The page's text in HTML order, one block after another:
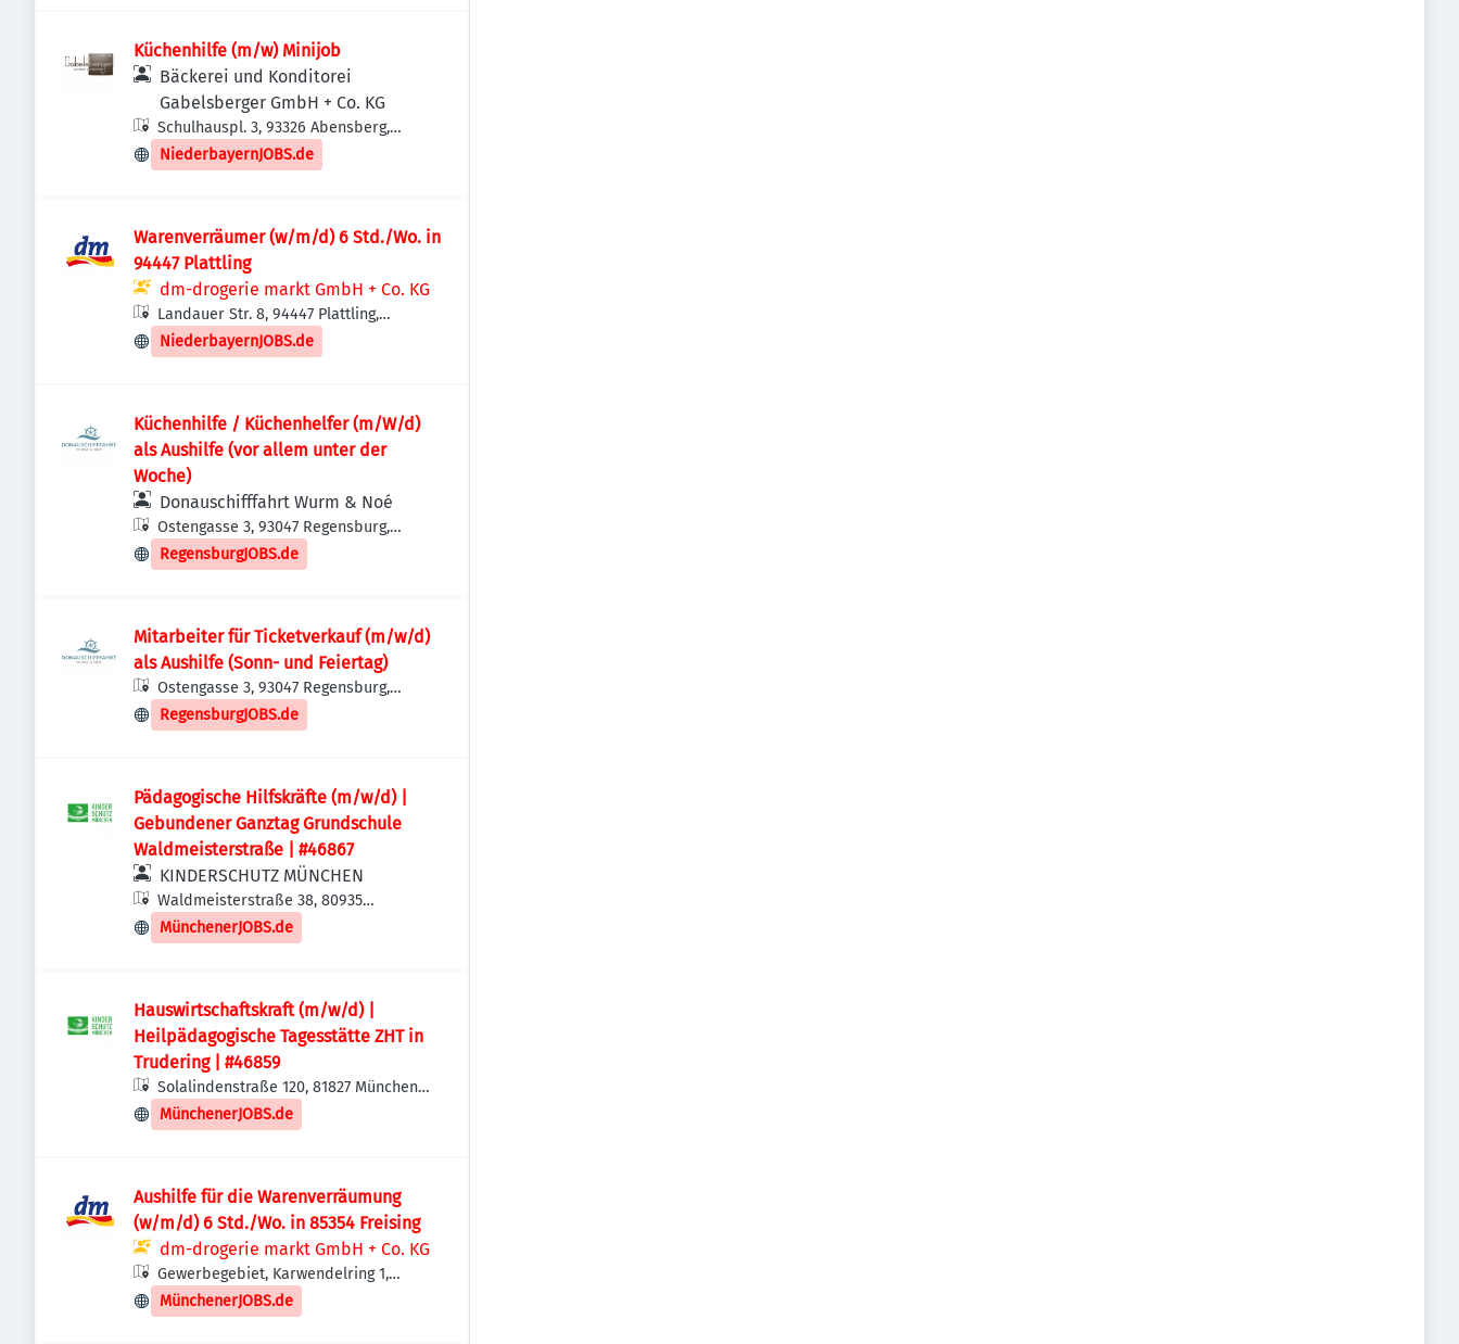
Küchenhilfe (m/w) Minijob
Bäckerei und Konditorei
Gabelsberger GmbH + Co. KG
Schulhauspl. 3, 93326 Abensberg,
Deutschland
NiederbayernJOBS.de
Warenverräumer (w/m/d) 6 Std./Wo. in
94447 Plattling
dm-drogerie markt GmbH + Co. KG
Landauer Str. 8, 94447 Plattling,
Deutschland
NiederbayernJOBS.de
Küchenhilfe / Küchenhelfer (m/W/d)
als Aushilfe (vor allem unter der
Woche)
Donauschifffahrt Wurm & Noé
Ostengasse 3, 93047 Regensburg,
Deutschland
RegensburgJOBS.de
Mitarbeiter für Ticketverkauf (m/w/d)
als Aushilfe (Sonn- und Feiertag)
Ostengasse 3, 93047 Regensburg,
Deutschland
RegensburgJOBS.de
Pädagogische Hilfskräfte (m/w/d) |
Gebundener Ganztag Grundschule
Waldmeisterstraße | #46867
KINDERSCHUTZ MÜNCHEN
Waldmeisterstraße 38, 80935
München, Deutschland
MünchenerJOBS.de
Hauswirtschaftskraft (m/w/d) |
Heilpädagogische Tagesstätte ZHT in
Trudering | #46859
Solalindenstraße 120, 81827 München,
Deutschland
MünchenerJOBS.de
Aushilfe für die Warenverräumung
(w/m/d) 6 Std./Wo. in 85354 Freising
dm-drogerie markt GmbH + Co. KG
Gewerbegebiet, Karwendelring 1,
85354 Freising, Deutschland
MünchenerJOBS.de